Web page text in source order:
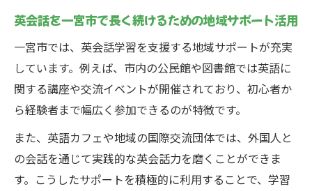
英会話を一宮市で長く続けるための地域サポート活用
一宮市では、英会話学習を支援する地域サポートが充実
しています。例えば、市内の公民館や図書館では英語に
関する講座や交流イベントが開催されており、初心者か
ら経験者まで幅広く参加できるのが特徴です。
また、英語カフェや地域の国際交流団体では、外国人と
の会話を通じて実践的な英会話力を磨くことができま
す。こうしたサポートを積極的に利用することで、学習